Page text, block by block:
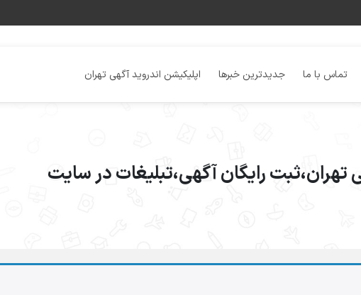
تماس با ما جدیدترین خبرها اپلیکیشن اندروید آگهی تهران
رایگان آگهی،تبلیغات در سایت